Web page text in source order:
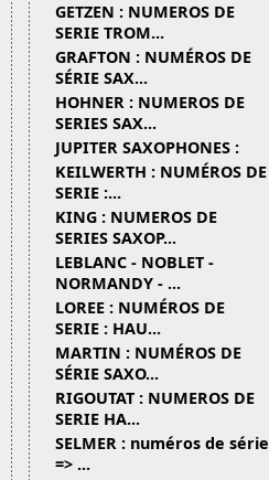
GETZEN : NUMEROS DE
SERIE TROM...
GRAFTON : NUMÉROS DE
SÉRIE SAX...
HOHNER : NUMEROS DE
SERIES SAX...
JUPITER SAXOPHONES :
KEILWERTH : NUMÉROS DE
SERIE :...
KING : NUMEROS DE
SERIES SAXOP...
LEBLANC - NOBLET -
NORMANDY - ...
LOREE : NUMÉROS DE
SERIE : HAU...
MARTIN : NUMÉROS DE
SÉRIE SAXO...
RIGOUTAT : NUMEROS DE
SERIE HA...
SELMER : numéros de série
=> ...